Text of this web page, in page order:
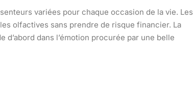
variées pour chaque occasion de la vie. Les
olfactives sans prendre de risque financier. La
dans l’émotion procurée par une belle